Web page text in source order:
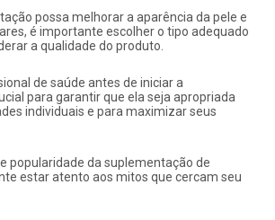
possa melhorar a aparência da pele e
é importante escolher o tipo adequado
a qualidade do produto.
de saúde antes de iniciar a
para garantir que ela seja apropriada
individuais e para maximizar seus
popularidade da suplementação de
estar atento aos mitos que cercam seu